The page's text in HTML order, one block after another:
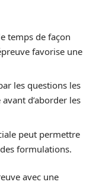
temps de façon
favorise une
les questions les
d’aborder les
peut permettre
formulations.
avec une